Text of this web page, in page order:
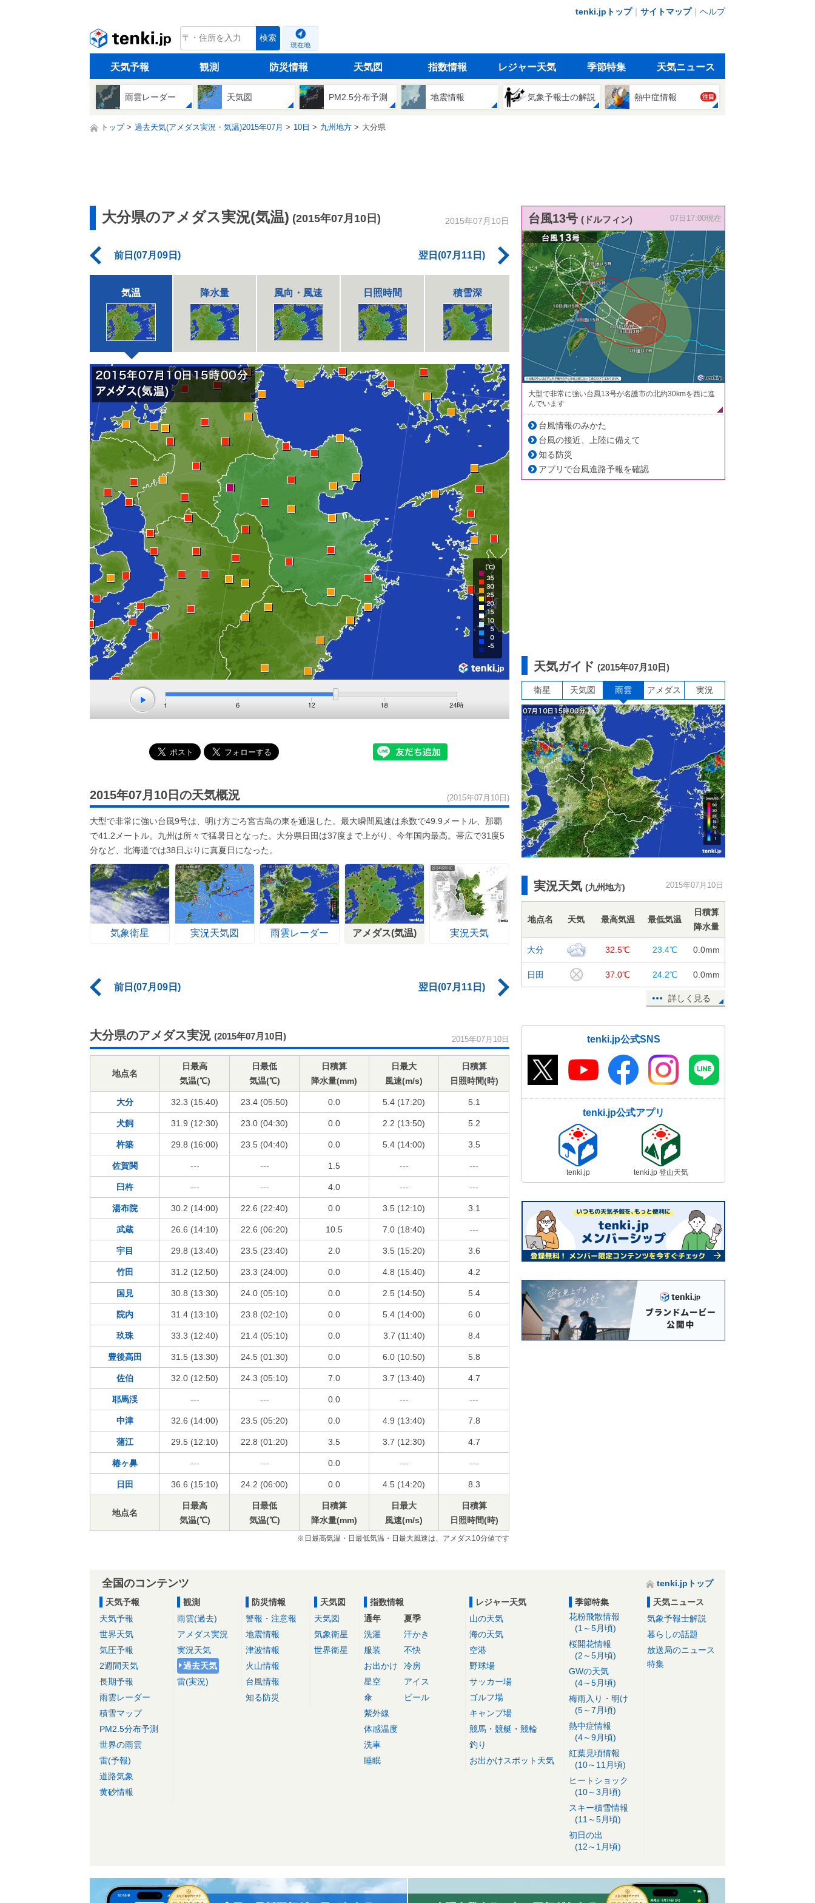
tenki.jpトップ｜ サイトマップ｜ ヘルプ
tenki.jp 検索
現在地
天気予報 観測 防災情報 天気図 指数情報 レジャー天気 季節特集 天気ニュース
雨雲レーダー 天気図 PM2.5分布予測 地震情報 気象予報士の解説 熱中症情報 注目
トップ 過去天気(アメダス実況・気温)2015年07月 10日 九州地方 大分県
大分県のアメダス実況(気温) (2015年07月10日) 2015年07月10日
前日(07月09日) 翌日(07月11日)
気温 降水量 風向・風速 日照時間 積雪深
2015年07月10日の天気概況 (2015年07月10日)
大型で非常に強い台風9号は、明け方ごろ宮古島の東を通過した。最大瞬間風速は糸数で49.9メートル、那覇
で41.2メートル。九州は所々で猛暑日となった。大分県日田は37度まで上がり、今年国内最高。帯広で31度5
分など、北海道では38日ぶりに真夏日になった。
気象衛星 実況天気図 雨雲レーダー アメダス(気温) 実況天気
前日(07月09日) 翌日(07月11日)
大分県のアメダス実況 (2015年07月10日) 2015年07月10日
地点名
日最高
気温(℃)
日最低
気温(℃)
日積算
降水量(mm)
日最大
風速(m/s)
日積算
日照時間(時)
大分 32.3 (15:40) 23.4 (05:50) 0.0 5.4 (17:20) 5.1
犬飼 31.9 (12:30) 23.0 (04:30) 0.0 2.2 (13:50) 5.2
杵築 29.8 (16:00) 23.5 (04:40) 0.0 5.4 (14:00) 3.5
佐賀関 --- --- 1.5 --- ---
臼杵 --- --- 4.0 --- ---
湯布院 30.2 (14:00) 22.6 (22:40) 0.0 3.5 (12:10) 3.1
武蔵 26.6 (14:10) 22.6 (06:20) 10.5 7.0 (18:40) ---
宇目 29.8 (13:40) 23.5 (23:40) 2.0 3.5 (15:20) 3.6
竹田 31.2 (12:50) 23.3 (24:00) 0.0 4.8 (15:40) 4.2
国見 30.8 (13:30) 24.0 (05:10) 0.0 2.5 (14:50) 5.4
院内 31.4 (13:10) 23.8 (02:10) 0.0 5.4 (14:00) 6.0
玖珠 33.3 (12:40) 21.4 (05:10) 0.0 3.7 (11:40) 8.4
豊後高田 31.5 (13:30) 24.5 (01:30) 0.0 6.0 (10:50) 5.8
佐伯 32.0 (12:50) 24.3 (05:10) 7.0 3.7 (13:40) 4.7
耶馬渓 --- --- 0.0 --- ---
中津 32.6 (14:00) 23.5 (05:20) 0.0 4.9 (13:40) 7.8
蒲江 29.5 (12:10) 22.8 (01:20) 3.5 3.7 (12:30) 4.7
椿ヶ鼻 --- --- 0.0 --- ---
日田 36.6 (15:10) 24.2 (06:00) 0.0 4.5 (14:20) 8.3
地点名
日最高
気温(℃)
日最低
気温(℃)
日積算
降水量(mm)
日最大
風速(m/s)
日積算
日照時間(時)
※日最高気温・日最低気温・日最大風速は、アメダス10分値です
台風13号 (ドルフィン) 07日17:00現在
大型で非常に強い台風13号が名護市の北約30kmを西に進
んでいます
台風情報のみかた
台風の接近、上陸に備えて
知る防災
アプリで台風進路予報を確認
天気ガイド (2015年07月10日)
衛星 天気図 雨雲 アメダス 実況
実況天気 (九州地方) 2015年07月10日
地点名 天気 最高気温 最低気温
日積算
降水量
大分 32.5℃ 23.4℃ 0.0mm
日田 37.0℃ 24.2℃ 0.0mm
詳しく見る
tenki.jp公式SNS
tenki.jp公式アプリ
tenki.jp tenki.jp 登山天気
全国のコンテンツ
tenki.jpトップ
天気予報
天気予報
世界天気
気圧予報
2週間天気
長期予報
雨雲レーダー
積雪マップ
PM2.5分布予測
世界の雨雲
雷(予報)
道路気象
黄砂情報
観測
雨雲(過去)
アメダス実況
実況天気
過去天気
雷(実況)
防災情報
警報・注意報
地震情報
津波情報
火山情報
台風情報
知る防災
天気図
天気図
気象衛星
世界衛星
指数情報
通年
洗濯
服装
お出かけ
星空
傘
紫外線
体感温度
洗車
睡眠
夏季
汗かき
不快
冷房
アイス
ビール
レジャー天気
山の天気
海の天気
空港
野球場
サッカー場
ゴルフ場
キャンプ場
競馬・競艇・競輪
釣り
お出かけスポット天気
季節特集
花粉飛散情報
(1～5月頃)
桜開花情報
(2～5月頃)
GWの天気
(4～5月頃)
梅雨入り・明け
(5～7月頃)
熱中症情報
(4～9月頃)
紅葉見頃情報
(10～11月頃)
ヒートショック
(10～3月頃)
スキー積雪情報
(11～5月頃)
初日の出
(12～1月頃)
天気ニュース
気象予報士解説
暮らしの話題
放送局のニュース
特集